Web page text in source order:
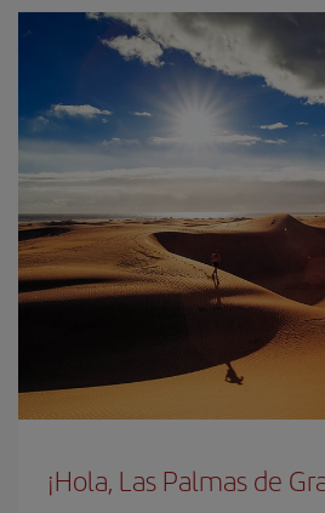
¡Hola, Las Palmas de